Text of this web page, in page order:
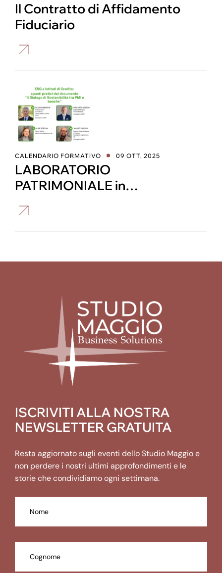
Il Contratto di Affidamento
Fiduciario
CALENDARIO FORMATIVO 09 OTT, 2025
LABORATORIO
PATRIMONIALE in
ISCRIVITI ALLA NOSTRA
NEWSLETTER GRATUITA
Resta aggiornato sugli eventi dello Studio Maggio e
non perdere i nostri ultimi approfondimenti e le
storie che condividiamo ogni settimana.